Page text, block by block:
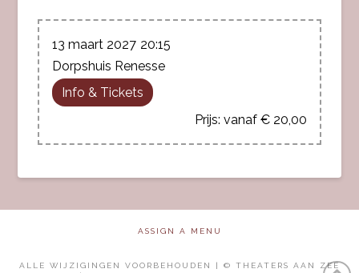
13 maart 2027 20:15
Dorpshuis Renesse
Info & Tickets
vanaf € 20,00
ASSIGN A MENU
ALLE WIJZIGINGEN VOORBEHOUDEN | © THEATERS AAN ZEE